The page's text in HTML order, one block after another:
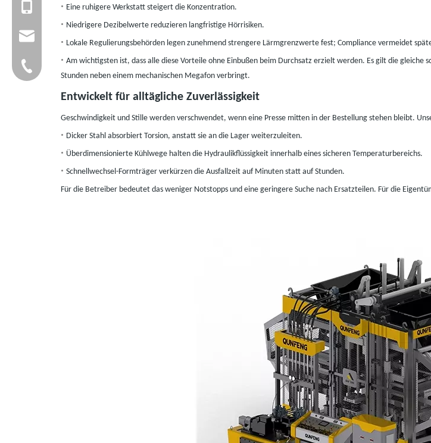
• Eine ruhigere Werkstatt steigert die Konzentration.
• Niedrigere Dezibelwerte reduzieren langfristige Hörrisiken.
• Lokale Regulierungsbehörden legen zunehmend strengere Lärmgrenzwerte fest; Compliance vermeidet
• Am wichtigsten ist, dass alle diese Vorteile ohne Einbußen beim Durchsatz erzielt werden. Es gilt die
Stunden neben einem mechanischen Megafon verbringt.
Entwickelt für alltägliche Zuverlässigkeit
Geschwindigkeit und Stille werden verschwendet, wenn eine Presse mitten in der Bestellung stehen bleibt.
• Dicker Stahl absorbiert Torsion, anstatt sie an die Lager weiterzuleiten.
• Überdimensionierte Kühlwege halten die Hydraulikflüssigkeit innerhalb eines sicheren Temperaturbereichs.
• Schnellwechsel-Formträger verkürzen die Ausfallzeit auf Minuten statt auf Stunden.
Für die Betreiber bedeutet das weniger Notstopps und eine geringere Suche nach Ersatzteilen. Für die
+86-18150503129
+86-595 22356782